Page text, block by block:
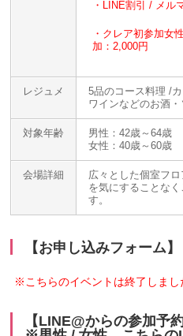
・LINE割引 / メル
・クレア初参加女
加：2,000円
レジュメ
5品のコース料理 /
ワインなどのお酒
対象年齢
男性：42歳～64歳
女性：40歳～60歳
会場詳細
広々とした個室フ
を気にすることな
す。
【お申し込みフォーム】
※こちらのイベントは終了しまし
【LINE@からの参加予